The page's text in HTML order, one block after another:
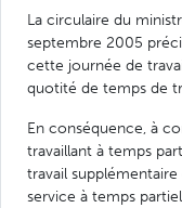
La circulaire du
septembre 2005
cette journée de
quotité de temps de
En conséquence, à
travaillant à temps
travail
service à temps